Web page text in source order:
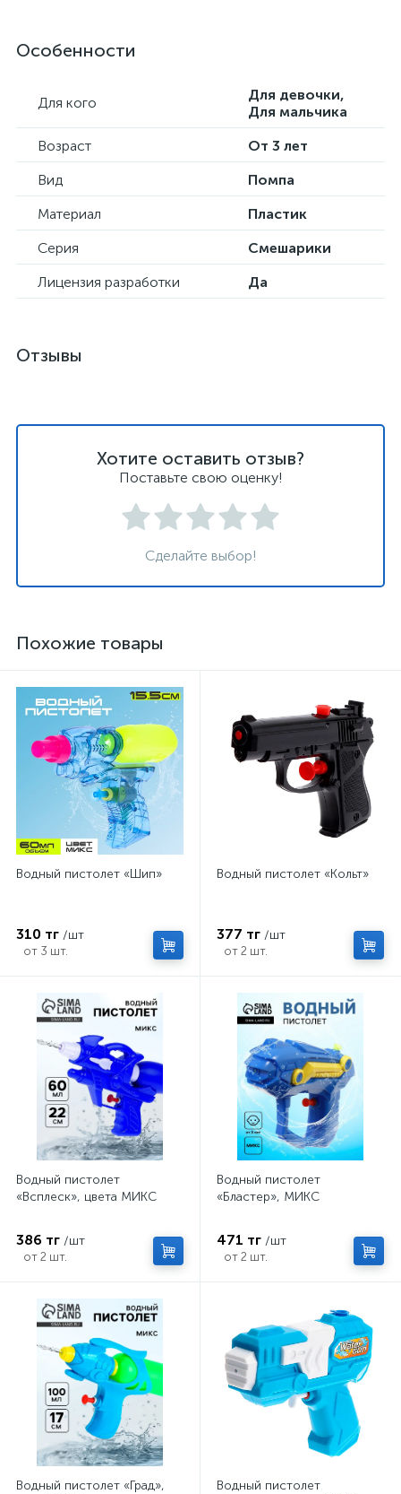
Особенности
Для кого
Для девочки,
Для мальчика
Возраст
От 3 лет
Вид
Помпа
Материал
Пластик
Серия
Смешарики
Лицензия разработки
Да
Отзывы
Хотите оставить отзыв?
Поставьте свою оценку!
Сделайте выбор!
Похожие товары
Водный пистолет «Шип»
310 тг /шт
от 3 шт.
Водный пистолет «Кольт»
377 тг /шт
от 2 шт.
Водный пистолет
«Всплеск», цвета МИКС
386 тг /шт
от 2 шт.
Водный пистолет
«Бластер», МИКС
471 тг /шт
от 2 шт.
Водный пистолет «Град»,
Водный пистолет